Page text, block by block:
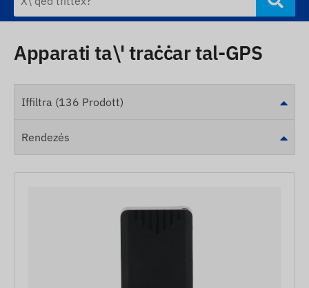
Apparati ta\' traċċar tal-GPS
Iffiltra (136 Prodott)
Rendezés